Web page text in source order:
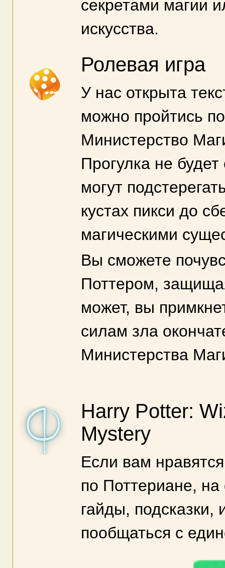
секретами магии
искусства.
Ролевая игра
У нас открыта
можно пройтись
Министерство
Прогулка не
могут
кустах пикси до
магическими
Вы сможете
Поттером,
может, вы
силам зла
Министерства
Harry Potter:
Mystery
Если вам
по Поттериане,
гайды, подсказки,
пообщаться с